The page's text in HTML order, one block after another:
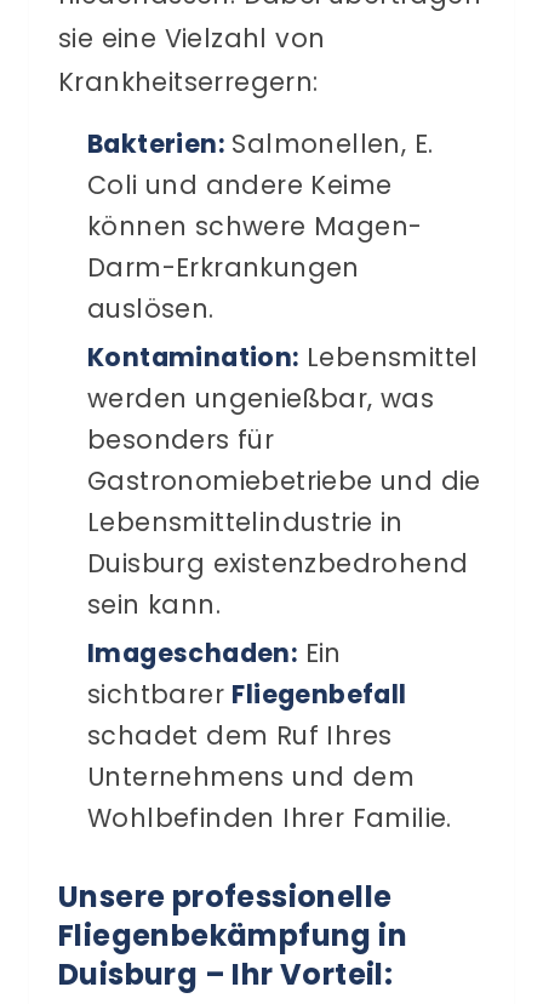
sie eine Vielzahl von
Krankheitserregern:
Bakterien: Salmonellen, E.
Coli und andere Keime
können schwere Magen-
Darm-Erkrankungen
auslösen.
Kontamination: Lebensmittel
werden ungenießbar, was
besonders für
Gastronomiebetriebe und die
Lebensmittelindustrie in
Duisburg existenzbedrohend
sein kann.
Imageschaden: Ein
sichtbarer Fliegenbefall
schadet dem Ruf Ihres
Unternehmens und dem
Wohlbefinden Ihrer Familie.
Unsere professionelle
Fliegenbekämpfung in
Duisburg – Ihr Vorteil: